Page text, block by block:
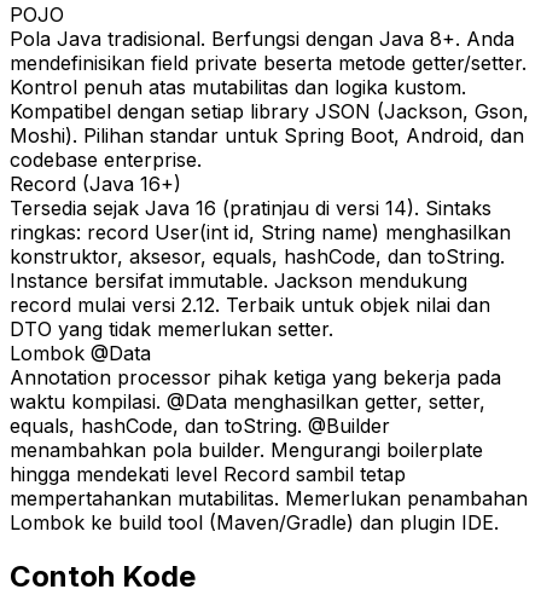
POJO
Pola Java tradisional. Berfungsi dengan Java 8+. Anda
mendefinisikan field private beserta metode getter/setter.
Kontrol penuh atas mutabilitas dan logika kustom.
Kompatibel dengan setiap library JSON (Jackson, Gson,
Moshi). Pilihan standar untuk Spring Boot, Android, dan
codebase enterprise.
Record (Java 16+)
Tersedia sejak Java 16 (pratinjau di versi 14). Sintaks
ringkas: record User(int id, String name) menghasilkan
konstruktor, aksesor, equals, hashCode, dan toString.
Instance bersifat immutable. Jackson mendukung
record mulai versi 2.12. Terbaik untuk objek nilai dan
DTO yang tidak memerlukan setter.
Lombok @Data
Annotation processor pihak ketiga yang bekerja pada
waktu kompilasi. @Data menghasilkan getter, setter,
equals, hashCode, dan toString. @Builder
menambahkan pola builder. Mengurangi boilerplate
hingga mendekati level Record sambil tetap
mempertahankan mutabilitas. Memerlukan penambahan
Lombok ke build tool (Maven/Gradle) dan plugin IDE.
Contoh Kode